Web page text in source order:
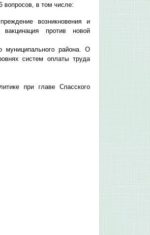
вопросов, в том числе:
возникновения и
против новой
муниципального района. О
систем оплаты труда
при главе Спасского